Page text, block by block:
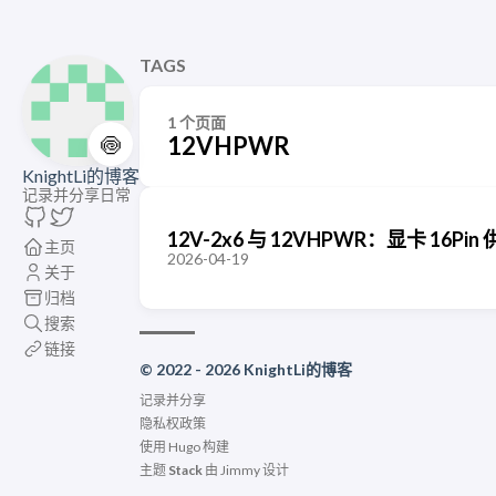
🍥
KnightLi的博客
记录并分享日常
主页
关于
归档
搜索
链接
TAGS
1 个页面
12VHPWR
12V-2x6 与 12VHPWR：显卡 16Pin
2026-04-19
© 2022 - 2026 KnightLi的博客
记录并分享
隐私权政策
使用 Hugo构建
主题 Stack 由 Jimmy设计